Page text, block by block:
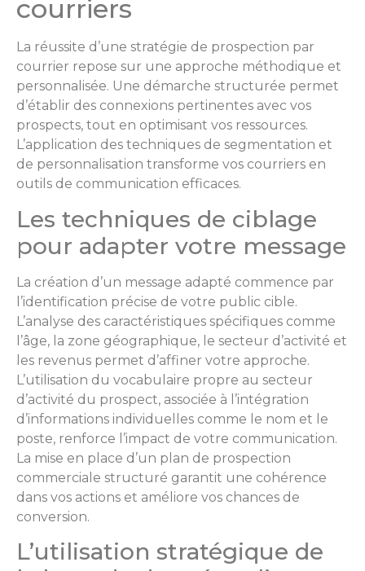
courriers
La réussite d’une stratégie de prospection par
courrier repose sur une approche méthodique et
personnalisée. Une démarche structurée permet
d’établir des connexions pertinentes avec vos
prospects, tout en optimisant vos ressources.
L’application des techniques de segmentation et
de personnalisation transforme vos courriers en
outils de communication efficaces.
Les techniques de ciblage
pour adapter votre message
La création d’un message adapté commence par
l’identification précise de votre public cible.
L’analyse des caractéristiques spécifiques comme
l’âge, la zone géographique, le secteur d’activité et
les revenus permet d’affiner votre approche.
L’utilisation du vocabulaire propre au secteur
d’activité du prospect, associée à l’intégration
d’informations individuelles comme le nom et le
poste, renforce l’impact de votre communication.
La mise en place d’un plan de prospection
commerciale structuré garantit une cohérence
dans vos actions et améliore vos chances de
conversion.
L’utilisation stratégique de